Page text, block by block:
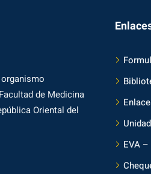
de Medicina
Oriental del
EVA